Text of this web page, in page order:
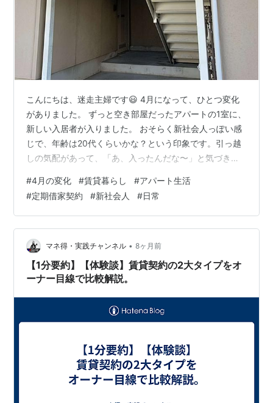
こんにちは、迷走主婦です😃 4月になって、ひとつ変化
がありました。 ずっと空き部屋だったアパートの1室に、
新しい入居者が入りました。 おそらく新社会人っぽい感
じで、年齢は20代くらいかな？という印象です。引っ越
しの気配があって、「あ、入ったんだな〜」と気づきま
💧） うちのアパート、ここ最近オーナーが変わってから
賃貸契約の内容も少し変わったみたいなんですよね。以
前は普通借家契約だったと思うんですが、今は定期借家
契約になっているはず。 なので、この新しい入居者さん
も長く住むというよりは、短期間で退去する可能性が高
そうです。 なんとなくですが、「せっ…
#4月の変化 #賃貸暮らし #アパート生活
#定期借家契約 #新社会人 #日常
マネ得・実践チャンネル • 8ヶ月前
【1分要約】【体験談】賃貸契約の2大タイプをオ
ーナー目線で比較解説。